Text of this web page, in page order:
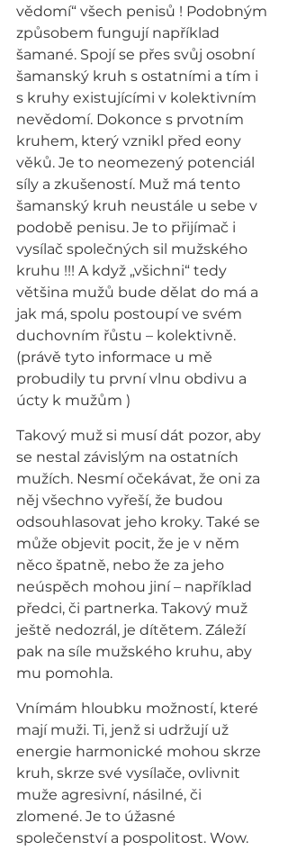
vědomí“ všech penisů ! Podobným
způsobem fungují například
šamané. Spojí se přes svůj osobní
šamanský kruh s ostatními a tím i
s kruhy existujícími v kolektivním
nevědomí. Dokonce s prvotním
kruhem, který vznikl před eony
věků. Je to neomezený potenciál
síly a zkušeností. Muž má tento
šamanský kruh neustále u sebe v
podobě penisu. Je to přijímač i
vysílač společných sil mužského
kruhu !!! A když „všichni“ tedy
většina mužů bude dělat do má a
jak má, spolu postoupí ve svém
duchovním řůstu – kolektivně.
(právě tyto informace u mě
probudily tu první vlnu obdivu a
úcty k mužům )
Takový muž si musí dát pozor, aby
se nestal závislým na ostatních
mužích. Nesmí očekávat, že oni za
něj všechno vyřeší, že budou
odsouhlasovat jeho kroky. Také se
může objevit pocit, že je v něm
něco špatně, nebo že za jeho
neúspěch mohou jiní – například
předci, či partnerka. Takový muž
ještě nedozrál, je dítětem. Záleží
pak na síle mužského kruhu, aby
mu pomohla.
Vnímám hloubku možností, které
mají muži. Ti, jenž si udržují už
energie harmonické mohou skrze
kruh, skrze své vysílače, ovlivnit
muže agresivní, násilné, či
zlomené. Je to úžasné
společenství a pospolitost. Wow.